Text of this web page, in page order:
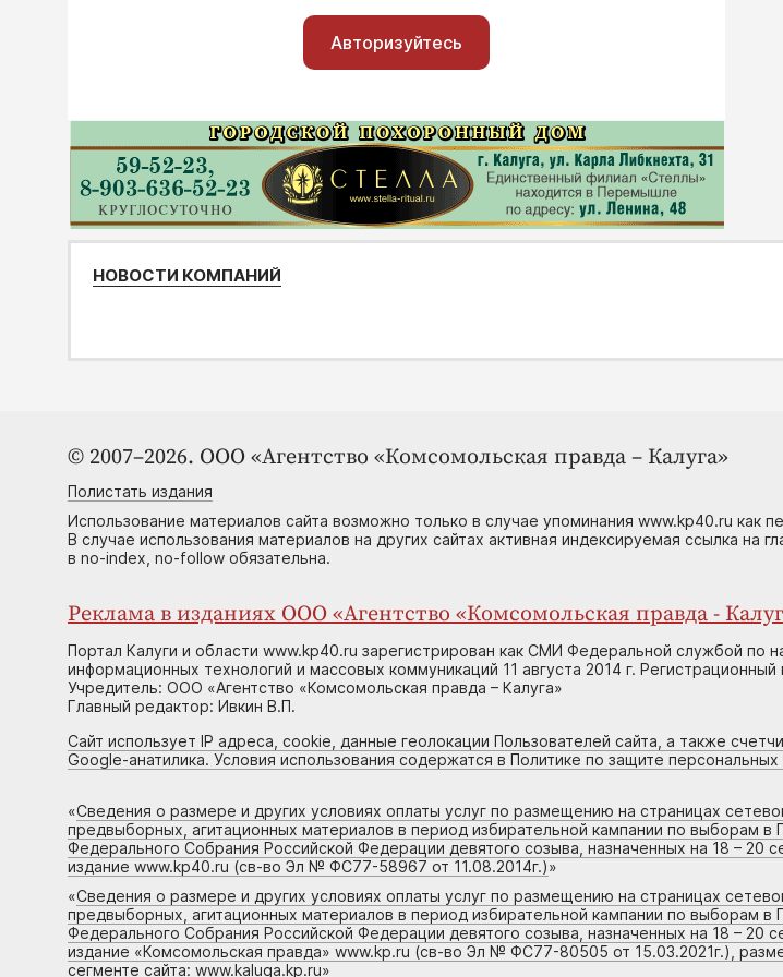
Авторизуйтесь
НОВОСТИ КОМПАНИЙ
© 2007–2026. ООО «Агентство «Комсомольская правда – Калуга»
Полистать издания
Использование материалов сайта возможно только в случае упоминания www.kp40.ru как
В случае использования материалов на других сайтах активная индексируемая ссылка на
в no-index, no-follow обязательна.
Реклама в изданиях ООО «Агентство «Комсомольская правда -
Портал Калуги и области www.kp40.ru зарегистрирован как СМИ Федеральной службой по
информационных технологий и массовых коммуникаций 11 августа 2014 г.
Учредитель: ООО «Агентство «Комсомольская правда – Калуга»
Главный редактор: Ивкин В.П.
Сайт использует IP адреса, cookie, данные геолокации Пользователей сайта, а также
Google-анатилика. Условия использования содержатся в Политике по защите персональных
«Сведения о размере и других условиях оплаты услуг по размещению на страницах
предвыборных, агитационных материалов в период избирательной кампании по выборам в
Федерального Собрания Российской Федерации девятого созыва, назначенных на 18 – 20
издание www.kp40.ru (св-во Эл № ФС77-58967 от 11.08.2014г.)»
«Сведения о размере и других условиях оплаты услуг по размещению на страницах
предвыборных, агитационных материалов в период избирательной кампании по выборам в
Федерального Собрания Российской Федерации девятого созыва, назначенных на 18 – 20
издание «Комсомольская правда» www.kp.ru (св-во Эл № ФС77-80505 от 15.03.2021г.),
сегменте сайта: www.kaluga.kp.ru»